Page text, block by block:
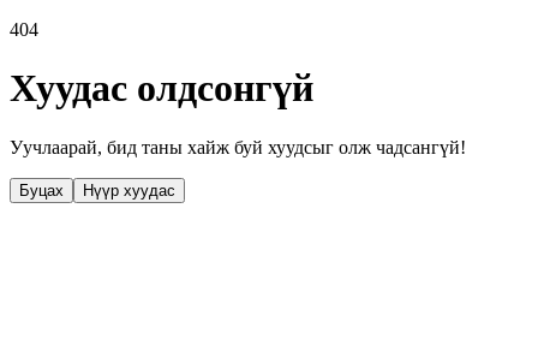
404
Хуудас олдсонгүй
Уучлаарай, бид таны хайж буй хуудсыг олж чадсангүй!
Буцах Нүүр хуудас